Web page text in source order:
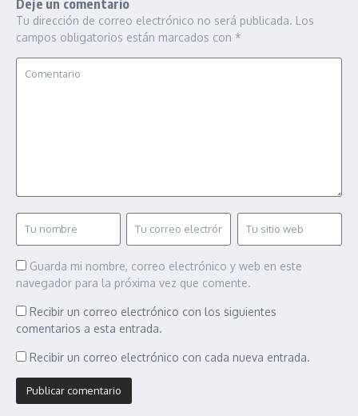
Deje un comentario
Tu dirección de correo electrónico no será publicada. Los
campos obligatorios están marcados con *
Guarda mi nombre, correo electrónico y web en este
navegador para la próxima vez que comente.
Recibir un correo electrónico con los siguientes
comentarios a esta entrada.
Recibir un correo electrónico con cada nueva entrada.